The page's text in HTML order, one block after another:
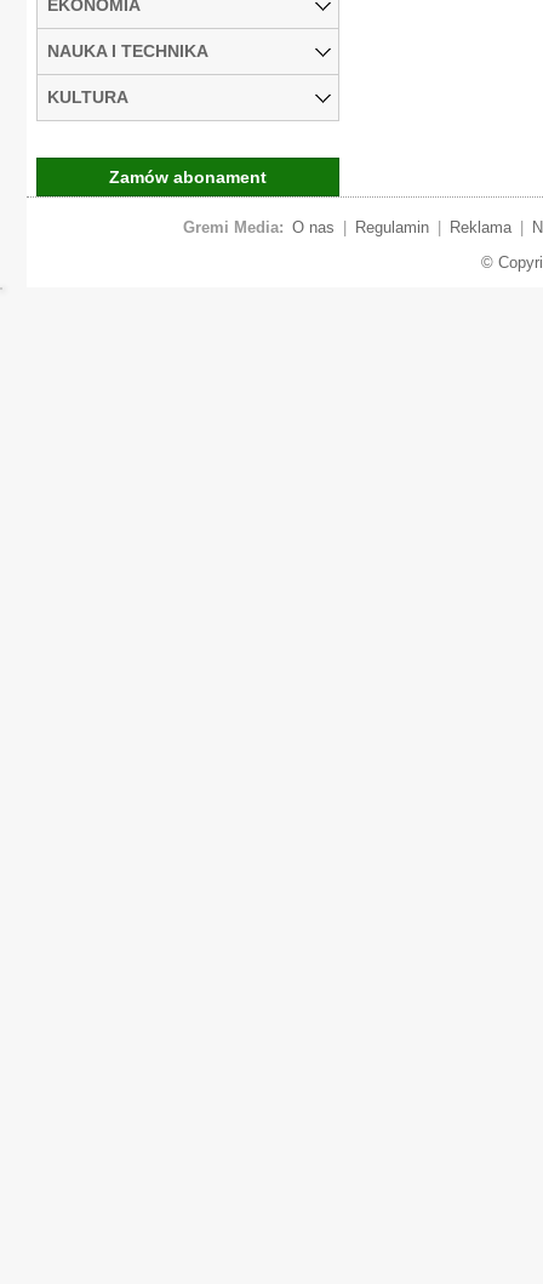
EKONOMIA
NAUKA I TECHNIKA
KULTURA
Zamów abonament
Gremi Media: O nas Regulamin Reklama
©